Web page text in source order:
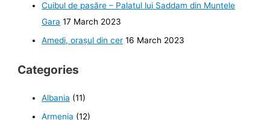
Cuibul de pasăre – Palatul lui Saddam din Muntele
Gara 17 March 2023
Amedi, orașul din cer 16 March 2023
Categories
Albania (11)
Armenia (12)